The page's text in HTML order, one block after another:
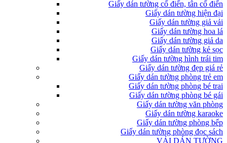
Giấy dán tường cổ điển, tân cổ điển
Giấy dán tường hiện đại
Giấy dán tường giả vải
Giấy dán tường hoa lá
Giấy dán tường giả da
Giấy dán tường kẻ sọc
Giấy dán tường hình trái tim
Giấy dán tường đẹp giá rẻ
Giấy dán tường phòng trẻ em
Giấy dán tường phòng bé trai
Giấy dán tường phòng bé gái
Giấy dán tường văn phòng
Giấy dán tường karaoke
Giấy dán tường phòng bếp
Giấy dán tường phòng đọc sách
VẢI DÁN TƯỜNG